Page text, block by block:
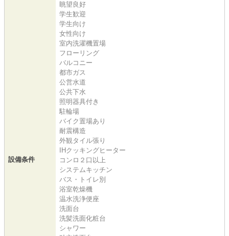
設備条件
眺望良好
学生歓迎
学生向け
女性向け
室内洗濯機置場
フローリング
バルコニー
都市ガス
公営水道
公共下水
照明器具付き
駐輪場
バイク置場あり
耐震構造
外観タイル張り
IHクッキングヒーター
コンロ２口以上
システムキッチン
バス・トイレ別
浴室乾燥機
温水洗浄便座
洗面台
洗髪洗面化粧台
シャワー